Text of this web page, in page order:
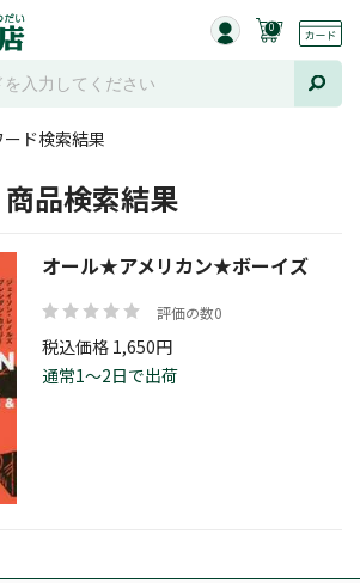
0
ード検索結果
商品検索結果
オール★アメリカン★ボーイズ
評価の数0
税込価格 1,650円
通常1～2日で出荷